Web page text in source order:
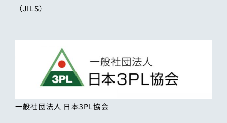
（JILS）
一般社団法人 日本3PL協会